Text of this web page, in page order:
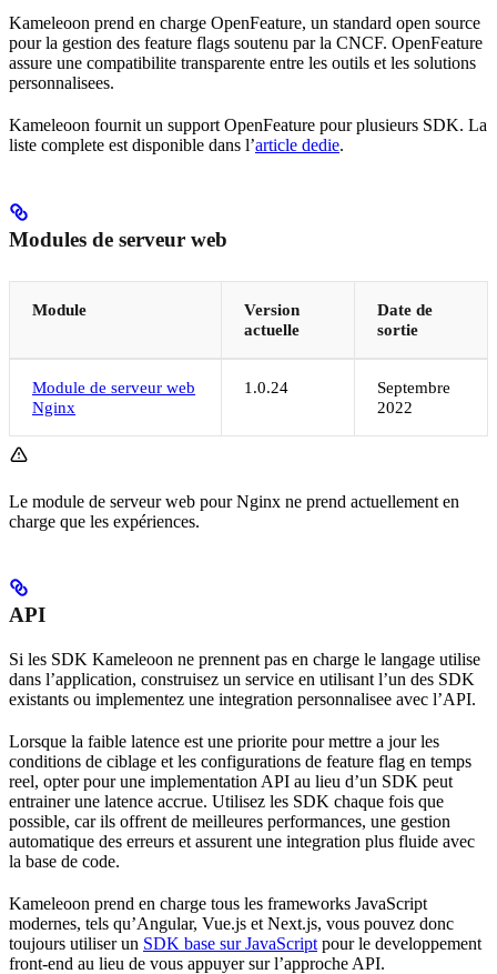
Kameleoon prend en charge OpenFeature, un standard open source
pour la gestion des feature flags soutenu par la CNCF. OpenFeature
assure une compatibilite transparente entre les outils et les solutions
personnalisees.
Kameleoon fournit un support OpenFeature pour plusieurs SDK. La
liste complete est disponible dans l’article dedie.
Modules de serveur web
Module
Version
actuelle
Date de
sortie
Module de serveur web
Nginx
1.0.24
Septembre
2022
Le module de serveur web pour Nginx ne prend actuellement en
charge que les expériences.
API
Si les SDK Kameleoon ne prennent pas en charge le langage utilise
dans l’application, construisez un service en utilisant l’un des SDK
existants ou implementez une integration personnalisee avec l’API.
Lorsque la faible latence est une priorite pour mettre a jour les
conditions de ciblage et les configurations de feature flag en temps
reel, opter pour une implementation API au lieu d’un SDK peut
entrainer une latence accrue. Utilisez les SDK chaque fois que
possible, car ils offrent de meilleures performances, une gestion
automatique des erreurs et assurent une integration plus fluide avec
la base de code.
Kameleoon prend en charge tous les frameworks JavaScript
modernes, tels qu’Angular, Vue.js et Next.js, vous pouvez donc
toujours utiliser un SDK base sur JavaScript pour le developpement
front-end au lieu de vous appuyer sur l’approche API.